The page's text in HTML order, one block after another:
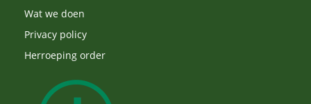
Wat we doen
Privacy policy
Herroeping order